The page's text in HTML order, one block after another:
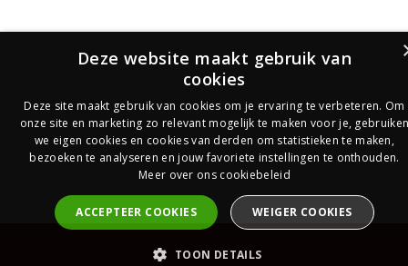
PrijsOfferte
Deze website maakt gebruik van
cookies
Deze site maakt gebruik van cookies om je ervaring te verbeteren. Om
onze site en marketing zo relevant mogelijk te maken voor je,
we eigen cookies en cookies van derden om statistieken te maken,
bezoeken te analyseren en jouw favoriete instellingen te onthouden.
Meer over ons cookiebeleid
ACCEPTEER COOKIES WEIGER COOKIES
TOON DETAILS